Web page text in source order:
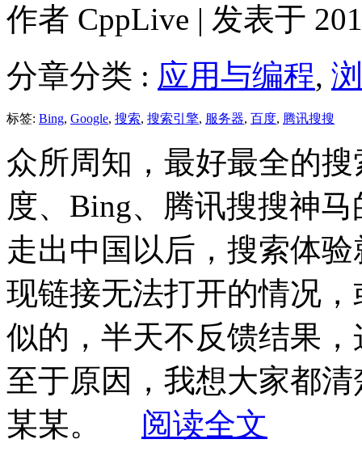
作者 CppLive | 发表于
分章分类 : 应用与编程,
标签: Bing, Google, 搜索, 搜索引擎, 服务器, 百度, 腾讯搜搜
众所周知，最好最全的
度、Bing、腾讯搜搜神
走出中国以后，搜索体
现链接无法打开的情况
似的，半天不反馈结果
至于原因，我想大家都
某某。 阅读全文